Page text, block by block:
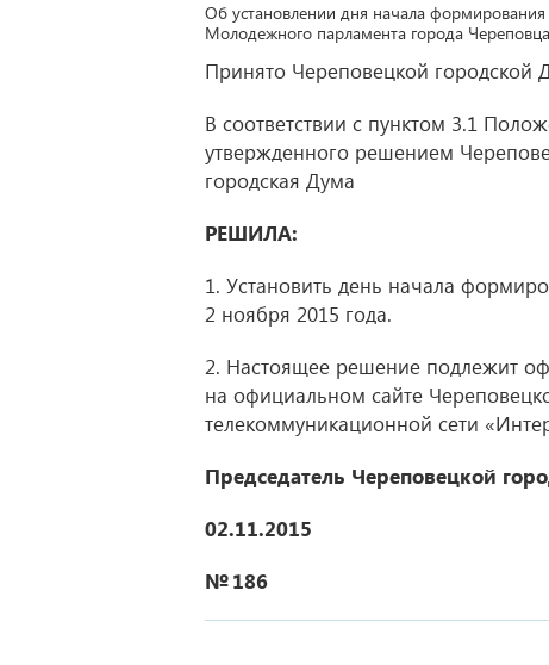
Об установлении дня начала формирования
Молодежного парламента города Череповца
Принято Череповецкой городской
В соответствии с пунктом 3.1
утвержденного решением
городская Дума
РЕШИЛА:
1. Установить день начала
2 ноября 2015 года.
2. Настоящее решение подлежит
на официальном сайте
телекоммуникационной сети
Председатель Череповецкой
02.11.2015
№ 186